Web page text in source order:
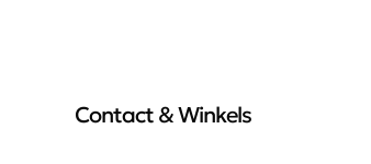
Contact & Winkels